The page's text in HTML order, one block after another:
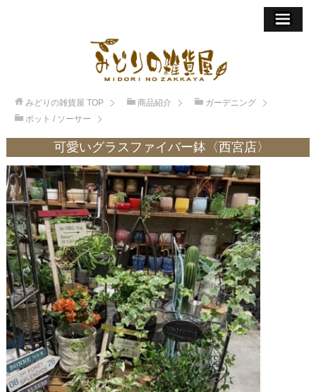
みどりの雑貨屋 TOP 商品紹介
ガーデニング
ポット / ソーサー
可愛いグラスファイバー鉢〈西宮店〉